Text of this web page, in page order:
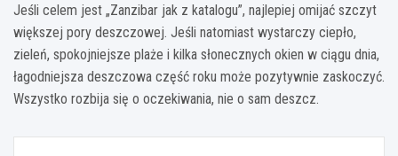
Jeśli celem jest „Zanzibar jak z katalogu”, najlepiej omijać szczyt
większej pory deszczowej. Jeśli natomiast wystarczy ciepło,
zieleń, spokojniejsze plaże i kilka słonecznych okien w ciągu dnia,
łagodniejsza deszczowa część roku może pozytywnie zaskoczyć.
Wszystko rozbija się o oczekiwania, nie o sam deszcz.